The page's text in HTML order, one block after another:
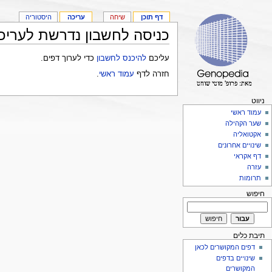
כניסה לחשבון נדרשת
עליכם להיכנס לחשבון כדי לערוך דפים.
חזרה לדף עמוד ראשי
דף תוכן שיחה עריכה היסטוריה
ניווט
עמוד ראשי
שער הקהילה
אקטואליה
שינויים אחרונים
דף אקראי
עזרה
תרומות
חיפוש
תיבת כלים
דפים המקושרים לכאן
שינויים בדפים
המקושרים